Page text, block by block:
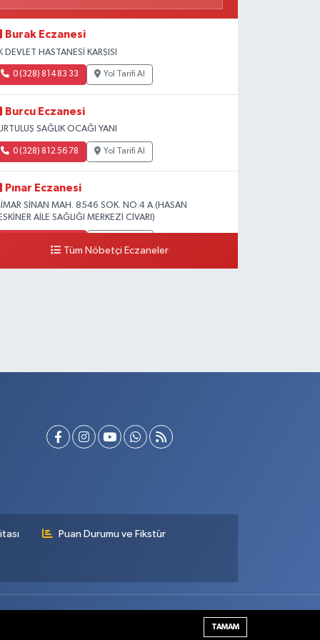
Burak Eczanesi
DEVLET HASTANESİ KARŞISI
0 (328) 814 83 33 Yol Tarifi Al
Burcu Eczanesi
SAĞLIK OCAĞI YANI
0 (328) 812 56 78 Yol Tarifi Al
Pınar Eczanesi
SİNAN MAH. 8546 SOK. NO:4 A (HASAN
AİLE SAĞLIĞI MERKEZİ CİVARI)
Tüm Nöbetçi Eczaneler
Puan Durumu ve Fikstür
TE Bilişim
TAMAM